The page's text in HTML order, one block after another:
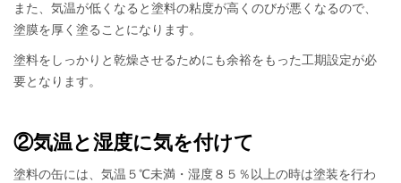
また、気温が低くなると塗料の粘度が高くのびが悪くなるので、
塗膜を厚く塗ることになります。
塗料をしっかりと乾燥させるためにも余裕をもった工期設定が必
要となります。
②気温と湿度に気を付けて
塗料の缶には、気温５℃未満・湿度８５％以上の時は塗装を行わ